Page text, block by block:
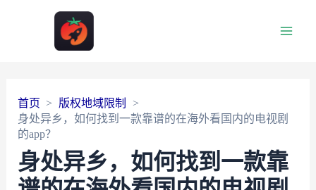
首页
版权地域限制
身处异乡，如何找到一款靠谱的在海外看国内的电视剧
的app？
身处异乡，如何找到一款靠